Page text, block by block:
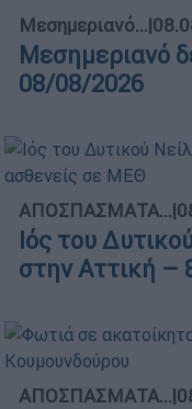
Μεσημεριανό...|
Μεσημεριανό
08/08/2026
ΑΠΟΣΠΑΣΜΑΤΑ...|
Ιός του
στην Αττική –
ΑΠΟΣΠΑΣΜΑΤΑ...|